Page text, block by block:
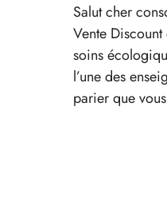
Salut cher
Vente
soins
l’une des
parier que